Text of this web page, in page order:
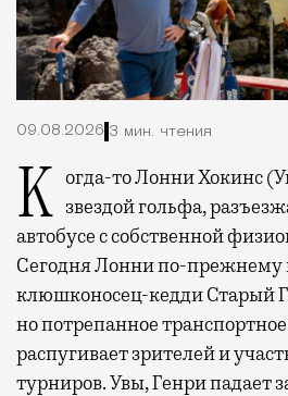
09.08.2026 3 мин. чтения
Когда-то Лонни Хокинс (Уилл Феррелл) был звездой гольфа,
автобусе с собственной
Сегодня Лонни по-прежнему
клюшконосец-кедди Старый
но потрепанное транспортное
распугивает зрителей и
турниров. Увы, Генри падает